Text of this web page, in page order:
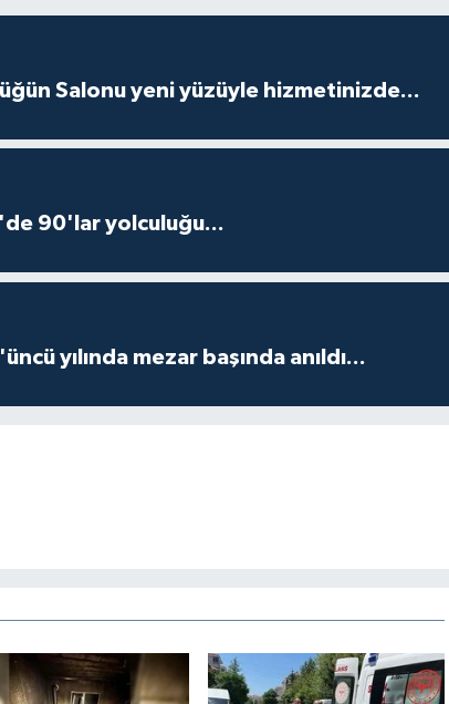
Salonu yeni yüzüyle hizmetinizde...
90'lar yolculuğu...
yılında mezar başında anıldı...